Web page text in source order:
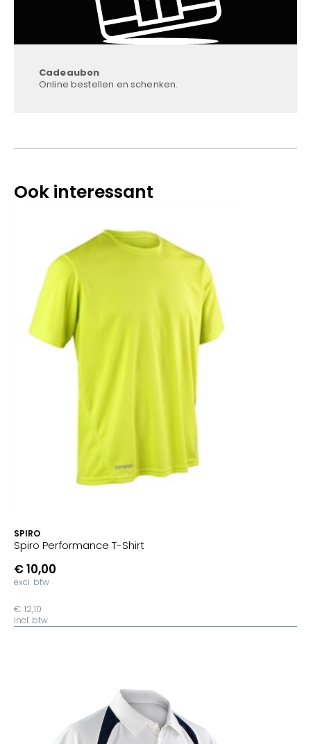
Cadeaubon
Online bestellen en schenken.
Ook interessant
SPIRO
Spiro Performance T-Shirt
€ 10,00
excl. btw
€ 12,10
incl. btw